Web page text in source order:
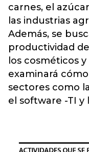
carnes, el
las industrias
Además, se
productividad
los cosméticos
examinará
sectores como
el software -TI y